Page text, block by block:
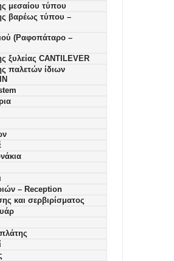
μεσαίου τύπου
βαρέως τύπου –
(Ραφοπάταρο –
ξυλείας CANTILEVER
παλετών ίδιων
– Reception
και σερβιρίσματος